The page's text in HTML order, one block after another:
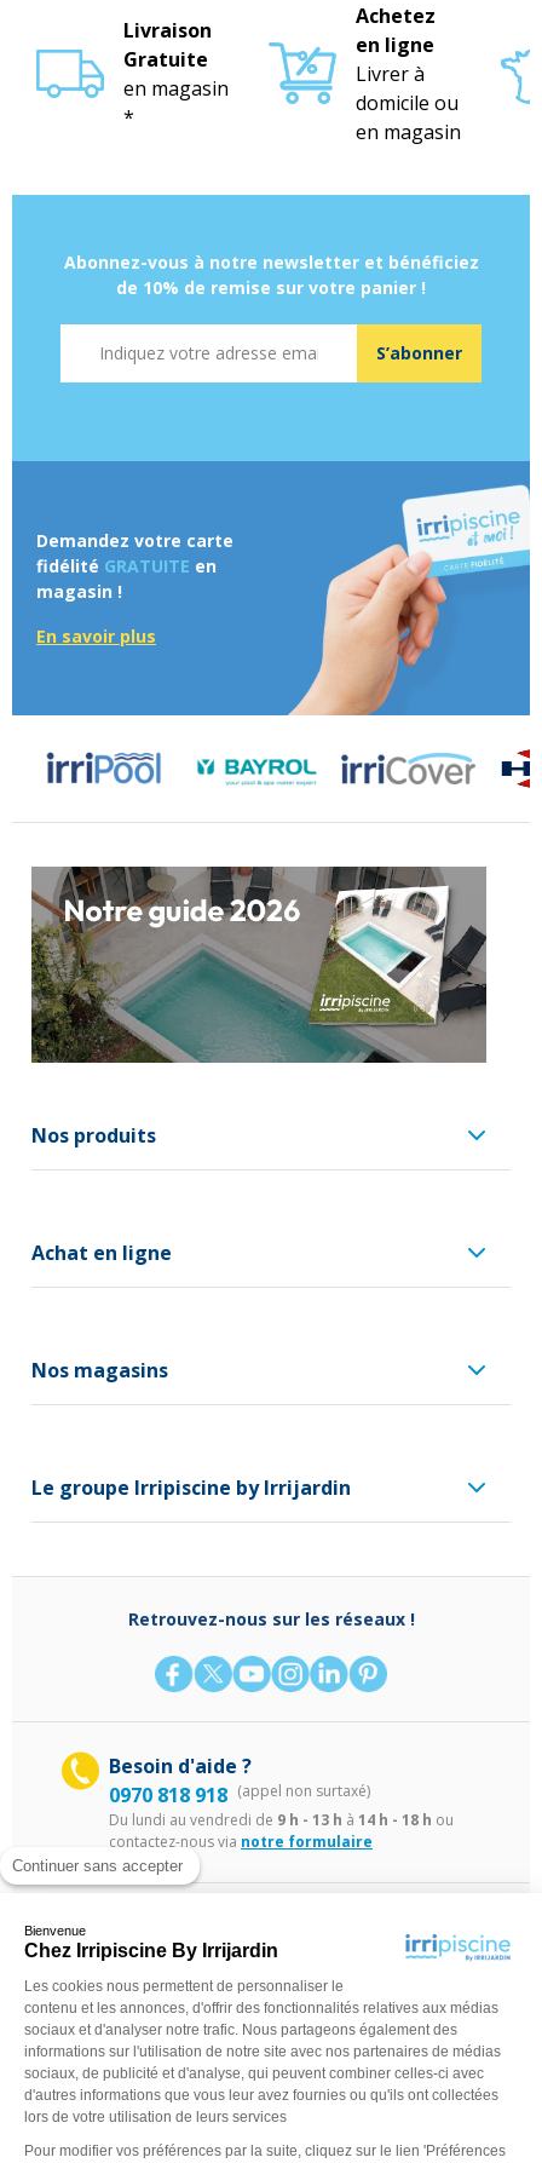
Continuer sans accepter
Bienvenue
Chez Irripiscine By Irrijardin
Les cookies nous permettent de personnaliser le
contenu et les annonces, d'offrir des fonctionnalités relatives aux médias
sociaux et d'analyser notre trafic. Nous partageons également des
informations sur l'utilisation de notre site avec nos partenaires de médias
sociaux, de publicité et d'analyse, qui peuvent combiner celles-ci avec
d'autres informations que vous leur avez fournies ou qu'ils ont collectées
lors de votre utilisation de leurs services
Pour modifier vos préférences par la suite, cliquez sur le lien 'Préférences
Livraison
Gratuite
en magasin
*
Achetez
en ligne
Livrer à
domicile ou
en magasin
Abonnez-vous à notre newsletter et bénéficiez
de 10% de remise sur votre panier !
S’abonner
Demandez votre carte
fidélité GRATUITE en
magasin !
En savoir plus
Nos produits
Achat en ligne
Nos magasins
Le groupe Irripiscine by Irrijardin
Retrouvez-nous sur les réseaux !
Besoin d'aide ?
0970 818 918 (appel non surtaxé)
Du lundi au vendredi de 9 h - 13 h à 14 h - 18 h ou
contactez-nous via notre formulaire
©Irripiscine 2025 Conditions générales de ventes Mentions